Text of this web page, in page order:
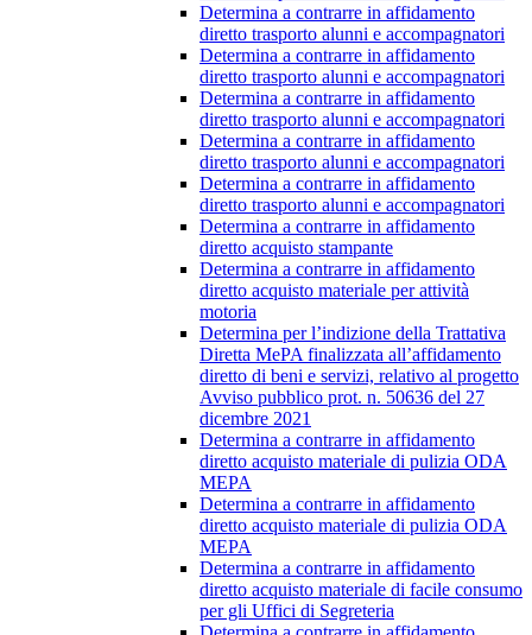
Determina a contrarre in affidamento
diretto trasporto alunni e accompagnatori
Determina a contrarre in affidamento
diretto trasporto alunni e accompagnatori
Determina a contrarre in affidamento
diretto trasporto alunni e accompagnatori
Determina a contrarre in affidamento
diretto trasporto alunni e accompagnatori
Determina a contrarre in affidamento
diretto trasporto alunni e accompagnatori
Determina a contrarre in affidamento
diretto acquisto stampante
Determina a contrarre in affidamento
diretto acquisto materiale per attività
motoria
Determina per l’indizione della Trattativa
Diretta MePA finalizzata all’affidamento
diretto di beni e servizi, relativo al progetto
Avviso pubblico prot. n. 50636 del 27
dicembre 2021
Determina a contrarre in affidamento
diretto acquisto materiale di pulizia ODA
MEPA
Determina a contrarre in affidamento
diretto acquisto materiale di pulizia ODA
MEPA
Determina a contrarre in affidamento
diretto acquisto materiale di facile consumo
per gli Uffici di Segreteria